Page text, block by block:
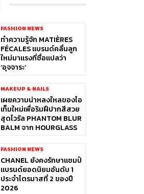
FASHION NEWS
ทำความรู้จัก MATIÈRES
FÉCALES แบรนด์คลื่นลูก
ใหม่มาแรงที่ชื่อแปลว่า
‘อุจจาระ’
MAKEUP & NAILS
เผยความน่าหลงใหลของไอ
เท็มใหม่เพื่อริมฝีปากสีสวย
สุดไวรัล PHANTOM BLUR
BALM จาก HOURGLASS
FASHION NEWS
CHANEL ยังคงรักษาแชมป์
แบรนด์ยอดนิยมอันดับ 1
ประจำไตรมาสที่ 2 ของปี
2026